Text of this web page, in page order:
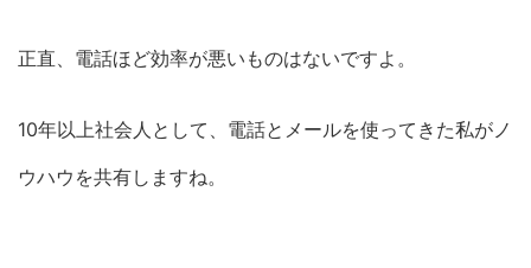
正直、電話ほど効率が悪いものはないですよ。
10年以上社会人として、電話とメールを使ってきた私がノ
ウハウを共有しますね。